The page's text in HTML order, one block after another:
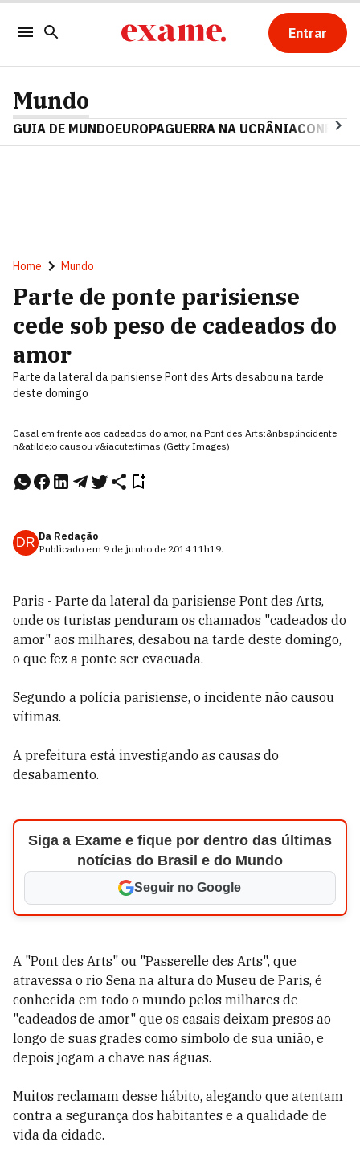
Entrar
Mundo
GUIA DE MUNDOEUROPAGUERRA NA UCRÂNIA
Home Mundo
Parte de ponte parisiense
cede sob peso de cadeados do
amor
Parte da lateral da parisiense Pont des Arts desabou na tarde
deste domingo
Casal em frente aos cadeados do amor, na Pont des Arts:&nbsp;incidente
n&atilde;o causou v&iacute;timas (Getty Images)
DR Da Redação
Publicado em 9 de junho de 2014 11h19.
Paris - Parte da lateral da parisiense Pont des Arts,
onde os turistas penduram os chamados "cadeados do
amor" aos milhares, desabou na tarde deste domingo,
o que fez a ponte ser evacuada.
Segundo a polícia parisiense, o incidente não causou
vítimas.
A prefeitura está investigando as causas do
desabamento.
Siga a Exame e fique por dentro das últimas
notícias do Brasil e do Mundo
Seguir no Google
A "Pont des Arts" ou "Passerelle des Arts", que
atravessa o rio Sena na altura do Museu de Paris, é
conhecida em todo o mundo pelos milhares de
"cadeados de amor" que os casais deixam presos ao
longo de suas grades como símbolo de sua união, e
depois jogam a chave nas águas.
Muitos reclamam desse hábito, alegando que atentam
contra a segurança dos habitantes e a qualidade de
vida da cidade.